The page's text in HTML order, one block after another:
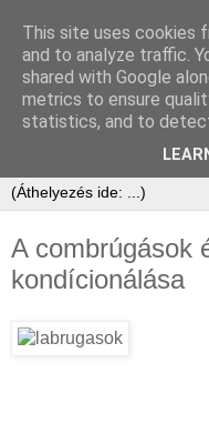
A combrúgások
kondícionálása
This site uses cookies
and to analyze traffic.
shared with Google
metrics to ensure
statistics, and to